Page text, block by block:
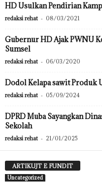
HD Usulkan Pendirian
redaksi rehat - 08/03/2021
Gubernur HD Ajak PWNU
Sumsel
redaksi rehat - 06/03/2020
Dodol Kelapa sawit Produk
redaksi rehat - 05/09/2024
DPRD Muba Sayangkan
Sekolah
redaksi rehat - 21/01/2025
ARTIKUJT E FUNDIT
Uncategorized